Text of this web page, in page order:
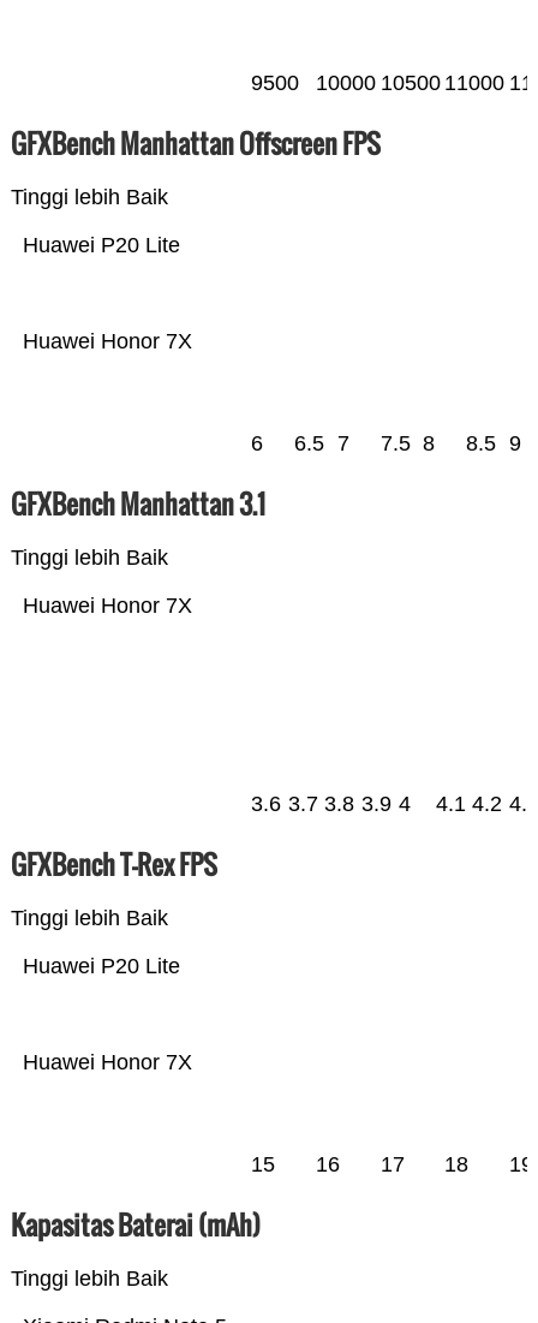
9500 10000 10500 11000
GFXBench Manhattan Offscreen FPS
Tinggi lebih Baik
Huawei Honor 7X
Huawei P20 Lite
6 6.5 7 7.5 8 8.5 9
GFXBench Manhattan 3.1
Tinggi lebih Baik
Huawei Honor 7X
3.6 3.7 3.8 3.9 4 4.1 4.2 4.3
GFXBench T-Rex FPS
Tinggi lebih Baik
Huawei Honor 7X
Huawei P20 Lite
15 16 17 18 19
Kapasitas Baterai (mAh)
Tinggi lebih Baik